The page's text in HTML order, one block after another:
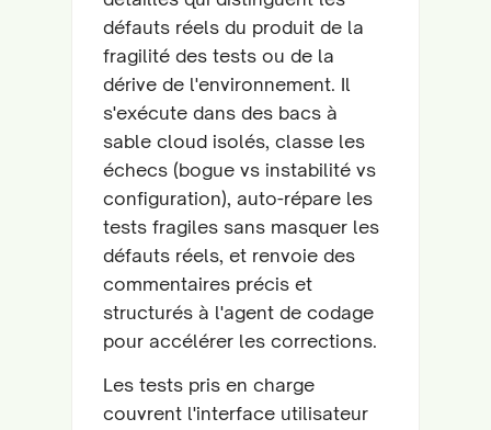
défauts réels du produit de la
fragilité des tests ou de la
dérive de l'environnement. Il
s'exécute dans des bacs à
sable cloud isolés, classe les
échecs (bogue vs instabilité vs
configuration), auto-répare les
tests fragiles sans masquer les
défauts réels, et renvoie des
commentaires précis et
structurés à l'agent de codage
pour accélérer les corrections.
Les tests pris en charge
couvrent l'interface utilisateur